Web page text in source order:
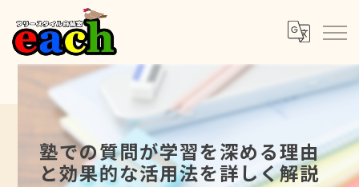
塾での質問が学習を深める理由
と効果的な活用法を詳しく解説